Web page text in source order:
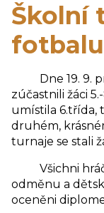
Školní
fotbalu
Dne 19. 9.
zúčastnili žáci
umístila 6.třída,
druhém,
turnaje se stali
Všichni hráči
odměnu a
oceněni